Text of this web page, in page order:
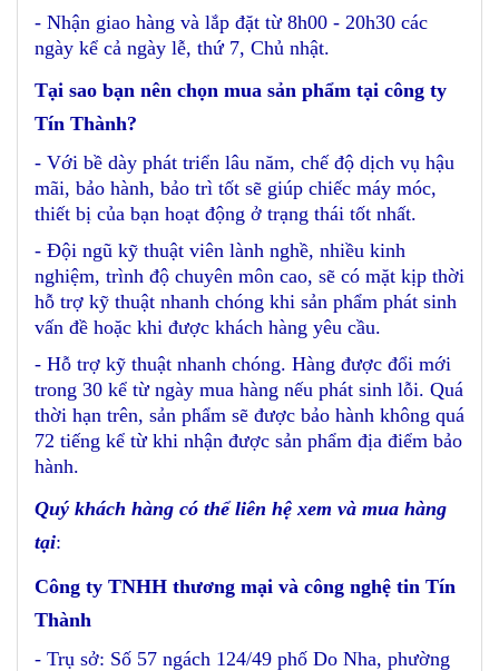
- Nhận giao hàng và lắp đặt từ 8h00 - 20h30 các
ngày kể cả ngày lễ, thứ 7, Chủ nhật.
Tại sao bạn nên chọn mua sản phẩm tại công ty
Tín Thành?
- Với bề dày phát triển lâu năm, chế độ dịch vụ hậu
mãi, bảo hành, bảo trì tốt sẽ giúp chiếc máy móc,
thiết bị của bạn hoạt động ở trạng thái tốt nhất.
- Đội ngũ kỹ thuật viên lành nghề, nhiều kinh
nghiệm, trình độ chuyên môn cao, sẽ có mặt kịp thời
hỗ trợ kỹ thuật nhanh chóng khi sản phẩm phát sinh
vấn đề hoặc khi được khách hàng yêu cầu.
- Hỗ trợ kỹ thuật nhanh chóng. Hàng được đổi mới
trong 30 kể từ ngày mua hàng nếu phát sinh lỗi. Quá
thời hạn trên, sản phẩm sẽ được bảo hành không quá
72 tiếng kể từ khi nhận được sản phẩm địa điểm bảo
hành.
Quý khách hàng có thể liên hệ xem và mua hàng
tại:
Công ty TNHH thương mại và công nghệ tin Tín
Thành
- Trụ sở: Số 57 ngách 124/49 phố Do Nha, phường